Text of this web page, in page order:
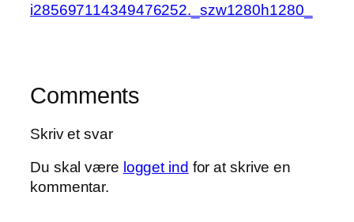
i285697114349476252._szw1280h1280_
Comments
Skriv et svar
Du skal være logget ind for at skrive en
kommentar.